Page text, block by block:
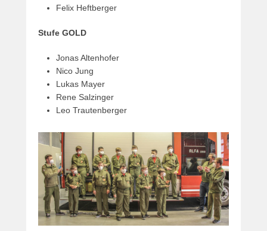
Felix Heftberger
Stufe GOLD
Jonas Altenhofer
Nico Jung
Lukas Mayer
Rene Salzinger
Leo Trautenberger